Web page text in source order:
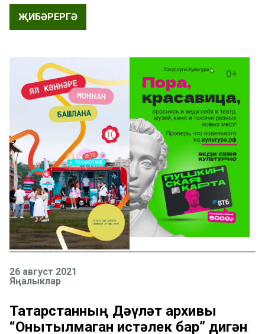
ҖИБӘРЕРГӘ
26 август 2021
Яңалыклар
Татарстанның Дәүләт архивы
“Онытылмаган истәлек бар” дигән